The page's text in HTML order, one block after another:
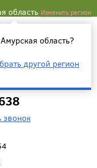
область Изменить регион
область?
другой регион
звонок